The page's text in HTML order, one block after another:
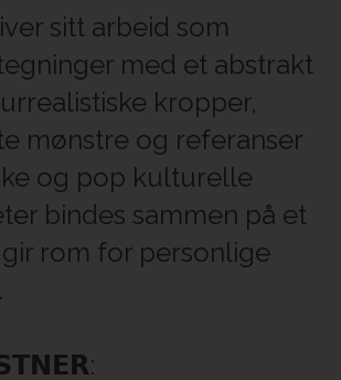
sitt arbeid som
med et abstrakt
kropper,
mønstre og referanser
og pop kulturelle
bindes sammen på et
rom for personlige